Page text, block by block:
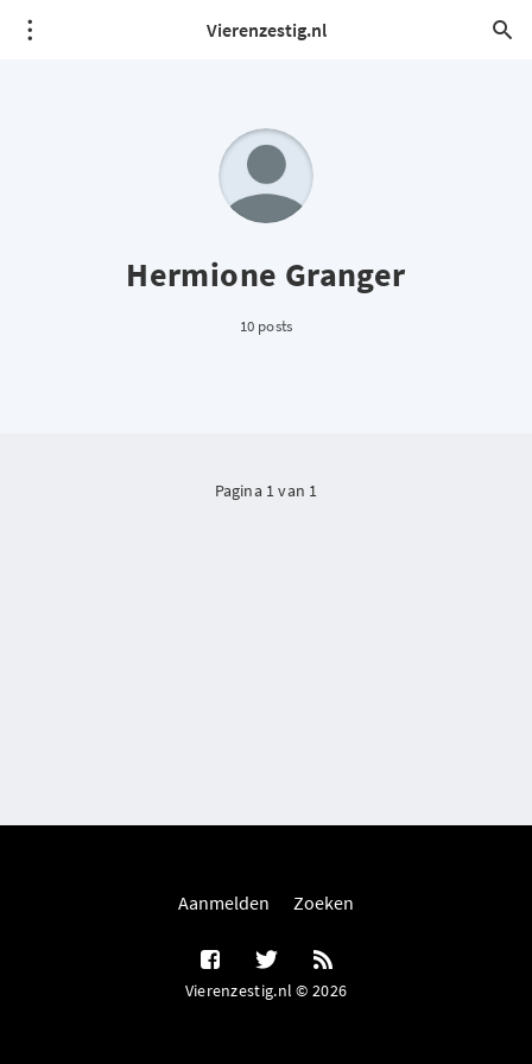
Vierenzestig.nl
Hermione Granger
10 posts
Pagina 1 van 1
Aanmelden Zoeken
Vierenzestig.nl © 2026